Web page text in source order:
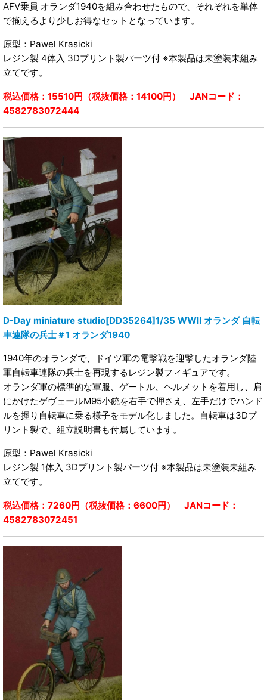
AFV乗員 オランダ1940を組み合わせたもので、それぞれを単体
で揃えるより少しお得なセットとなっています。
原型：Pawel Krasicki
レジン製 4体入 3Dプリント製パーツ付 ※本製品は未塗装未組み
立てです。
税込価格：15510円（税抜価格：14100円） JANコード：
4582783072444
D-Day miniature studio[DD35264]1/35 WWII オランダ 自転
車連隊の兵士＃1 オランダ1940
1940年のオランダで、ドイツ軍の電撃戦を迎撃したオランダ陸
軍自転車連隊の兵士を再現するレジン製フィギュアです。
オランダ軍の標準的な軍服、ゲートル、ヘルメットを着用し、肩
にかけたゲヴェールM95小銃を右手で押さえ、左手だけでハンド
ルを握り自転車に乗る様子をモデル化しました。自転車は3Dプ
リント製で、組立説明書も付属しています。
原型：Pawel Krasicki
レジン製 1体入 3Dプリント製パーツ付 ※本製品は未塗装未組み
立てです。
税込価格：7260円（税抜価格：6600円） JANコード：
4582783072451